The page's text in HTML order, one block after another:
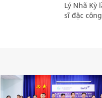
Lý Nhã Kỳ
sĩ đặc